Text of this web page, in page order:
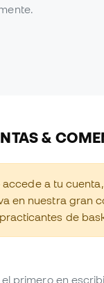
&
accede a tu
en nuestra gran
practicantes de
el primero en